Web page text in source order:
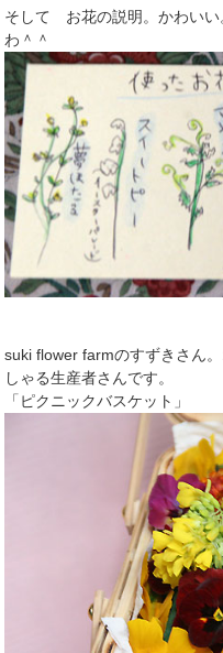
そして お花の説明。かわい
わ＾＾
suki flower farmのすずきさん
しゃる生産者さんです。
「ピクニックバスケット」